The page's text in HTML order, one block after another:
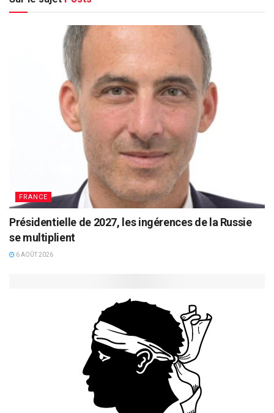
FRANCE
Présidentielle de 2027, les ingérences de la Russie
se multiplient
6 AOÛT 2026